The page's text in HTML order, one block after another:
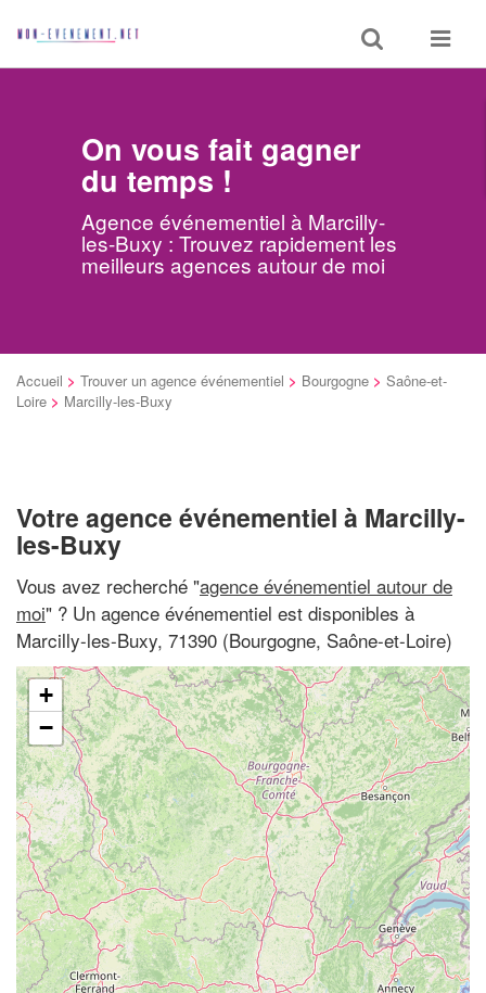
Toggle
search
Toggle
On vous fait gagner
du temps !
Agence événementiel à Marcilly-
les-Buxy : Trouvez rapidement les
meilleurs agences autour de moi
Accueil > Trouver un agence événementiel > Bourgogne > Saône-et-
Loire > Marcilly-les-Buxy
Votre agence événementiel à Marcilly-
les-Buxy
Vous avez recherché "agence événementiel autour de
moi" ? Un agence événementiel est disponibles à
Marcilly-les-Buxy, 71390 (Bourgogne, Saône-et-Loire)
+
−